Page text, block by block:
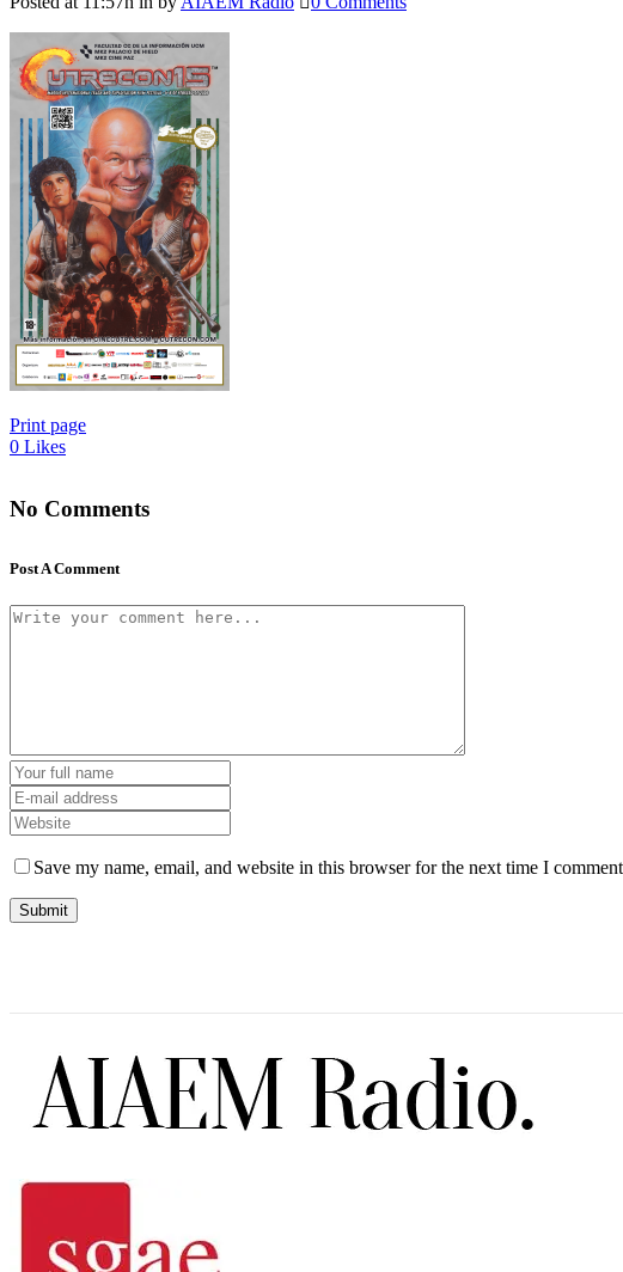
Print page
0 Likes
No Comments
Post A Comment
Save my name, email, and website in this browser for the next time I